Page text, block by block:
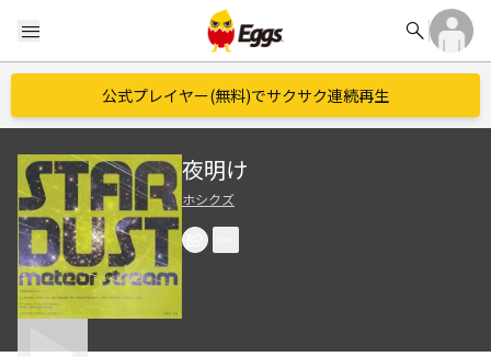
menu search
公式プレイヤー(無料)でサクサク連続再生
夜明け
ホシクズ